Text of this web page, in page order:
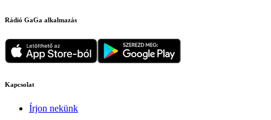
Rádió GaGa alkalmazás
Kapcsolat
Írjon nekünk